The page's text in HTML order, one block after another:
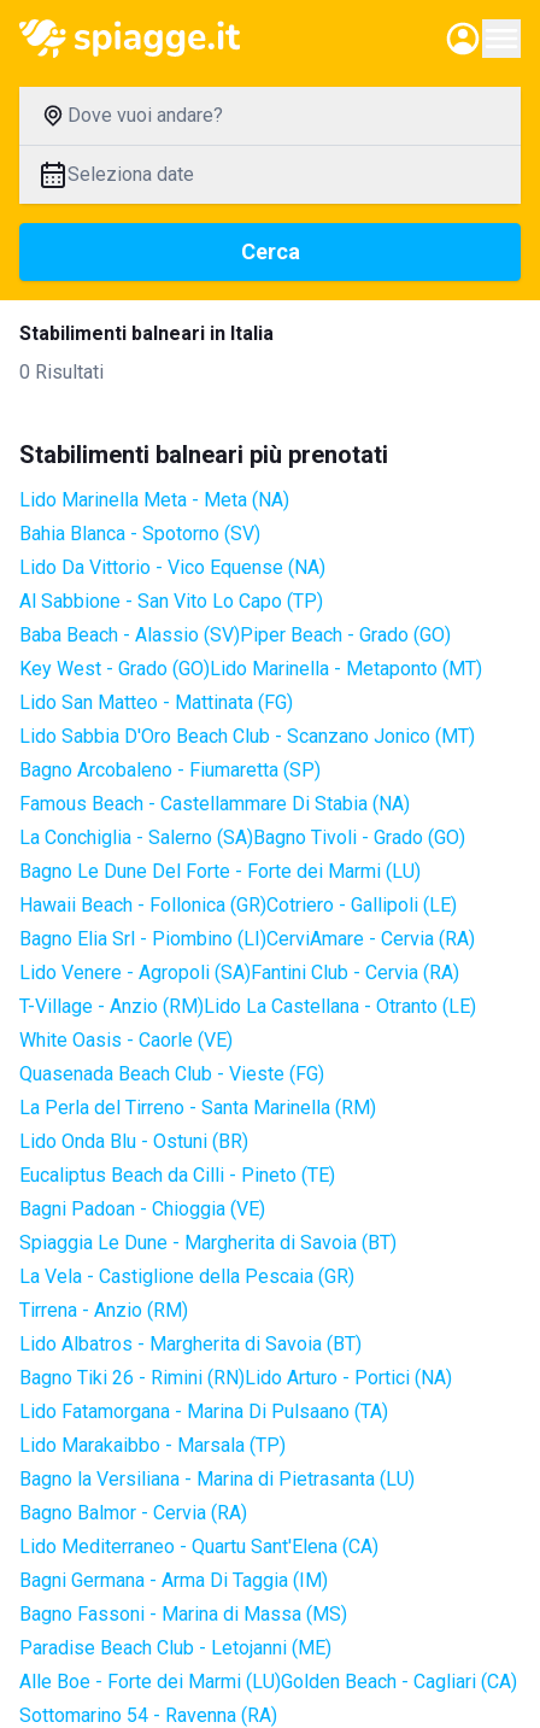
Dove vuoi andare?
Seleziona date
Cerca
Stabilimenti balneari in Italia
0 Risultati
Stabilimenti balneari più prenotati
Lido Marinella Meta - Meta (NA)
Bahia Blanca - Spotorno (SV)
Lido Da Vittorio - Vico Equense (NA)
Al Sabbione - San Vito Lo Capo (TP)
Baba Beach - Alassio (SV)Piper Beach - Grado (GO)
Key West - Grado (GO)Lido Marinella - Metaponto (MT)
Lido San Matteo - Mattinata (FG)
Lido Sabbia D'Oro Beach Club - Scanzano Jonico (MT)
Bagno Arcobaleno - Fiumaretta (SP)
Famous Beach - Castellammare Di Stabia (NA)
La Conchiglia - Salerno (SA)Bagno Tivoli - Grado (GO)
Bagno Le Dune Del Forte - Forte dei Marmi (LU)
Hawaii Beach - Follonica (GR)Cotriero - Gallipoli (LE)
Bagno Elia Srl - Piombino (LI)CerviAmare - Cervia (RA)
Lido Venere - Agropoli (SA)Fantini Club - Cervia (RA)
T-Village - Anzio (RM)Lido La Castellana - Otranto (LE)
White Oasis - Caorle (VE)
Quasenada Beach Club - Vieste (FG)
La Perla del Tirreno - Santa Marinella (RM)
Lido Onda Blu - Ostuni (BR)
Eucaliptus Beach da Cilli - Pineto (TE)
Bagni Padoan - Chioggia (VE)
Spiaggia Le Dune - Margherita di Savoia (BT)
La Vela - Castiglione della Pescaia (GR)
Tirrena - Anzio (RM)
Lido Albatros - Margherita di Savoia (BT)
Bagno Tiki 26 - Rimini (RN)Lido Arturo - Portici (NA)
Lido Fatamorgana - Marina Di Pulsaano (TA)
Lido Marakaibbo - Marsala (TP)
Bagno la Versiliana - Marina di Pietrasanta (LU)
Bagno Balmor - Cervia (RA)
Lido Mediterraneo - Quartu Sant'Elena (CA)
Bagni Germana - Arma Di Taggia (IM)
Bagno Fassoni - Marina di Massa (MS)
Paradise Beach Club - Letojanni (ME)
Alle Boe - Forte dei Marmi (LU)Golden Beach - Cagliari (CA)
Sottomarino 54 - Ravenna (RA)